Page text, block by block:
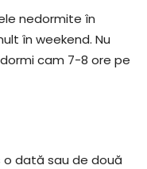
nedormite în
în weekend. Nu
cam 7-8 ore pe
o dată sau de două